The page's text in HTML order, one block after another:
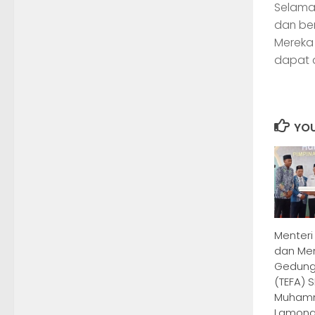
dan
dapat
dan
(TEFA)